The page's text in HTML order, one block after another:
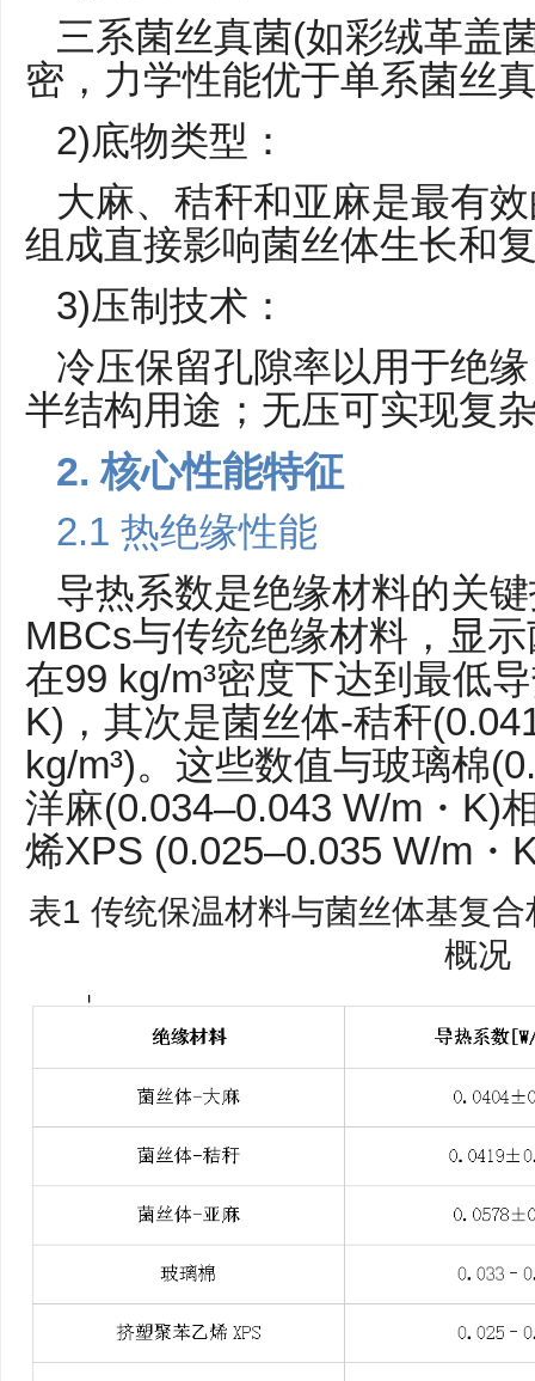
三系菌丝真菌(如彩绒革盖
密，力学性能优于单系菌丝
2)底物类型：
大麻、秸秆和亚麻是最有
组成直接影响菌丝体生长和
3)压制技术：
冷压保留孔隙率以用于绝
半结构用途；无压可实现复
2. 核心性能特征
2.1 热绝缘性能
导热系数是绝缘材料的关
MBCs与传统绝缘材料，显
在99 kg/m³密度下达到最低
K)，其次是菌丝体-秸秆
kg/m³)。这些数值与玻璃棉
洋麻(0.034–0.043 W/m・K)
烯XPS (0.025–0.035 W/m・
表1 传统保温材料与菌丝体基复
概况